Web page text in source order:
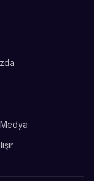
Medya
yardımcı
Bilgi almak istiyorum.